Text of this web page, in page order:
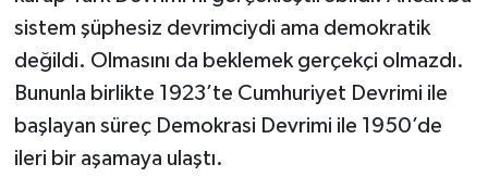
sistem şüphesiz devrimciydi ama demokratik
değildi. Olmasını da beklemek gerçekçi olmazdı.
Bununla birlikte 1923’te Cumhuriyet Devrimi ile
başlayan süreç Demokrasi Devrimi ile 1950’de
ileri bir aşamaya ulaştı.